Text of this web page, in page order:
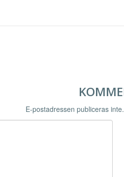
E-postadressen publiceras inte.